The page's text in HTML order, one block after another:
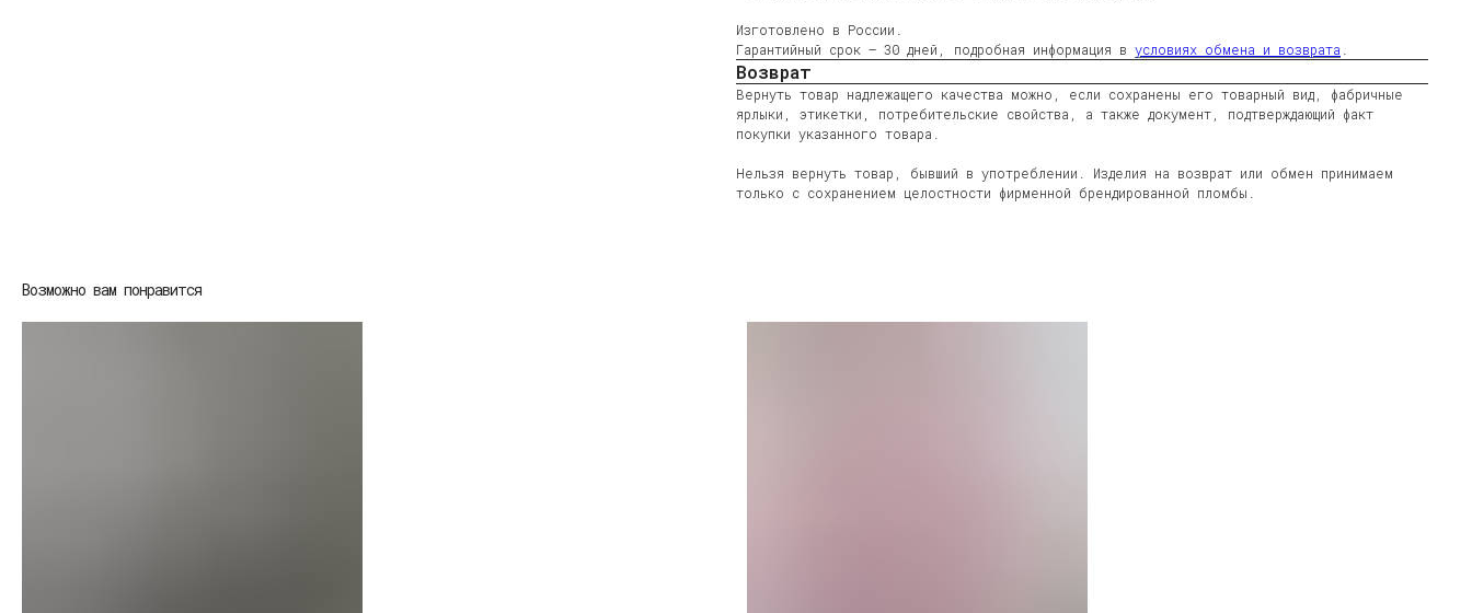
Изготовлено в России.
Гарантийный срок — 30 дней, подробная информация в условиях обмена и возврата
Возврат
Вернуть товар надлежащего качества можно, если сохранены его товарный вид, фабричные
ярлыки, этикетки, потребительские свойства, а также документ, подтверждающий факт
покупки указанного товара.
Нельзя вернуть товар, бывший в употреблении. Изделия на возврат или обмен принимаем
только с сохранением целостности фирменной брендированной пломбы.
Возможно вам понравится